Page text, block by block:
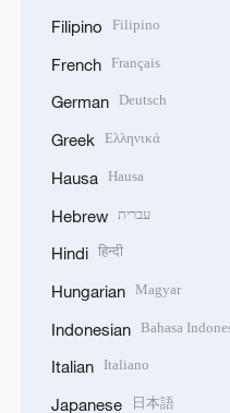
Filipino Filipino
French Français
German Deutsch
Greek Ελληνικά
Hausa Hausa
Hebrew עברית
Hindi हिन्दी
Hungarian Magyar
Indonesian Bahasa
Italian Italiano
Japanese 日本語